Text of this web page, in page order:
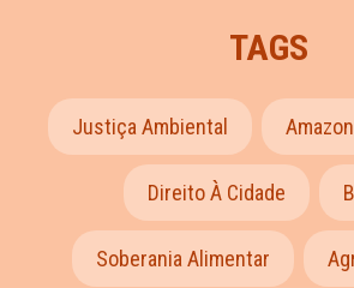
TAGS
Justiça Ambiental
Direito À Cidade
Soberania Alimentar